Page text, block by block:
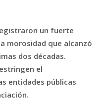
un fuerte
morosidad que alcanzó
dos décadas.
el
entidades públicas